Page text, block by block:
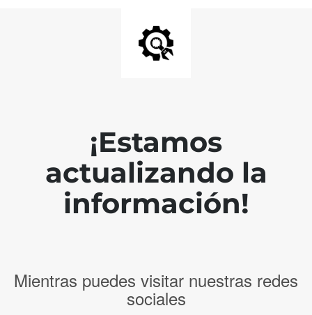
¡Estamos
actualizando la
información!
Mientras puedes visitar nuestras redes
sociales